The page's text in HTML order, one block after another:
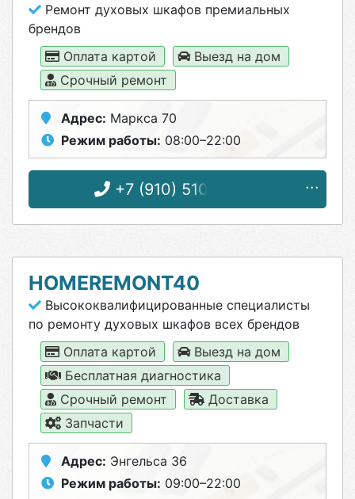
Ремонт духовых шкафов премиальных
брендов
Оплата картой
Выезд на дом
Срочный ремонт
Адрес: Маркса 70
Режим работы: 08:00–22:00
+7 (910) 510-29-04
HOMEREMONT40
Высококвалифицированные специалисты
по ремонту духовых шкафов всех брендов
Оплата картой
Выезд на дом
Бесплатная диагностика
Срочный ремонт
Доставка
Запчасти
Адрес: Энгельса 36
Режим работы: 09:00–22:00